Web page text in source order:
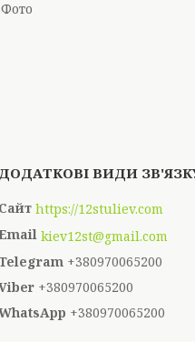
Фото
https://12stuliev.com
kiev12st@gmail.com
+380970065200
+380970065200
+380970065200